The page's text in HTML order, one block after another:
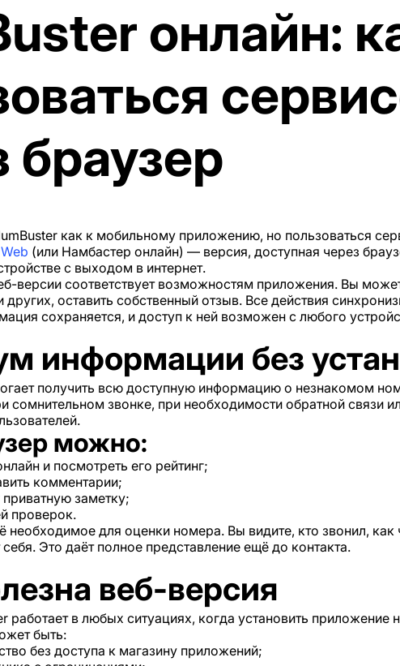
онлайн:
браузер
как к мобильному приложению, но пользоваться
(или Намбастер онлайн) — версия, доступная через
с выходом в интернет.
версии соответствует возможностям приложения. Вы
оставить собственный отзыв. Все действия
сохраняется, и доступ к ней возможен с любого
информации без
получить всю доступную информацию о незнакомом
сомнительном звонке, при необходимости обратной связи
можно:
и посмотреть его рейтинг;
комментарии;
заметку;
проверок.
необходимое для оценки номера. Вы видите, кто звонил,
Это даёт полное представление ещё до контакта.
веб-версия
работает в любых ситуациях, когда установить приложение
быть:
без доступа к магазину приложений;